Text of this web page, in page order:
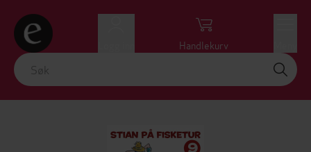
Handlekurv